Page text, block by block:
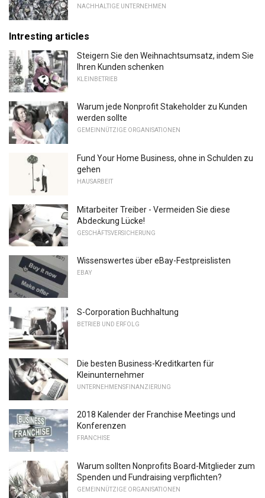
NACHHALTIGE UNTERNEHMEN
Intresting articles
Steigern Sie den Weihnachtsumsatz, indem Sie
Ihren Kunden schenken
KLEINBETRIEB
Warum jede Nonprofit Stakeholder zu Kunden
werden sollte
GEMEINNÜTZIGE ORGANISATIONEN
Fund Your Home Business, ohne in Schulden zu
gehen
HAUSARBEIT
Mitarbeiter Treiber - Vermeiden Sie diese
Abdeckung Lücke!
GESCHÄFTSVERSICHERUNG
Wissenswertes über eBay-Festpreislisten
EBAY
S-Corporation Buchhaltung
BETRIEB UND ERFOLG
Die besten Business-Kreditkarten für
Kleinunternehmer
UNTERNEHMENSFINANZIERUNG
2018 Kalender der Franchise Meetings und
Konferenzen
FRANCHISE
Warum sollten Nonprofits Board-Mitglieder zum
Spenden und Fundraising verpflichten?
GEMEINNÜTZIGE ORGANISATIONEN